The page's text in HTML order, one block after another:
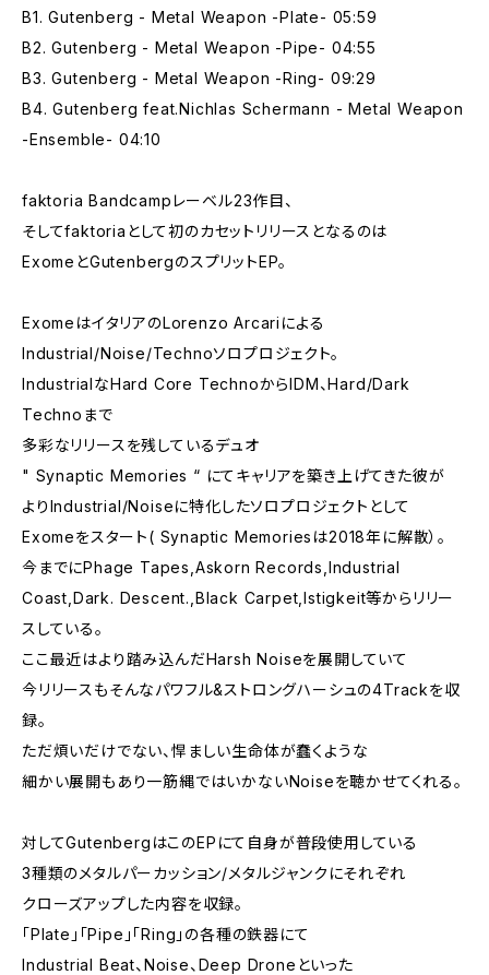
B1. Gutenberg - Metal Weapon -Plate- 05:59
B2. Gutenberg - Metal Weapon -Pipe- 04:55
B3. Gutenberg - Metal Weapon -Ring- 09:29
B4. Gutenberg feat.Nichlas Schermann - Metal Weapon
-Ensemble- 04:10
faktoria Bandcampレーベル23作目、
そしてfaktoriaとして初のカセットリリースとなるのは
ExomeとGutenbergのスプリットEP。
ExomeはイタリアのLorenzo Arcariによる
Industrial/Noise/Technoソロプロジェクト。
IndustrialなHard Core TechnoからIDM、Hard/Dark
Technoまで
多彩なリリースを残しているデュオ
" Synaptic Memories “ にてキャリアを築き上げてきた彼が
よりIndustrial/Noiseに特化したソロプロジェクトとして
Exomeをスタート( Synaptic Memoriesは2018年に解散）。
今までにPhage Tapes,Askorn Records,Industrial
Coast,Dark. Descent.,Black Carpet,Istigkeit等からリリー
スしている。
ここ最近はより踏み込んだHarsh Noiseを展開していて
今リリースもそんなパワフル&ストロングハーシュの4Trackを収
録。
ただ煩いだけでない、悍ましい生命体が蠢くような
細かい展開もあり一筋縄ではいかないNoiseを聴かせてくれる。
対してGutenbergはこのEPにて自身が普段使用している
3種類のメタルパーカッション/メタルジャンクにそれぞれ
クローズアップした内容を収録。
「Plate」「Pipe」「Ring」の各種の鉄器にて
Industrial Beat、Noise、Deep Droneといった